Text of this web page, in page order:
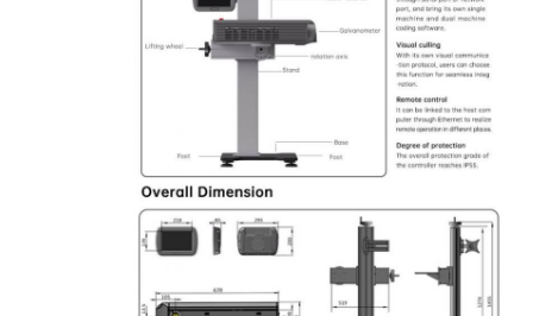
طابعة UV صناعية
آلة الختم المستمر